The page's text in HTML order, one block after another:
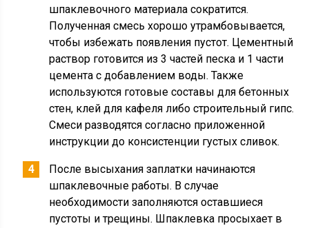
шпаклевочного материала сократится.
Полученная смесь хорошо утрамбовывается,
чтобы избежать появления пустот. Цементный
раствор готовится из 3 частей песка и 1 части
цемента с добавлением воды. Также
используются готовые составы для бетонных
стен, клей для кафеля либо строительный гипс.
Смеси разводятся согласно приложенной
инструкции до консистенции густых сливок.
После высыхания заплатки начинаются
шпаклевочные работы. В случае
необходимости заполняются оставшиеся
пустоты и трещины. Шпаклевка просыхает в